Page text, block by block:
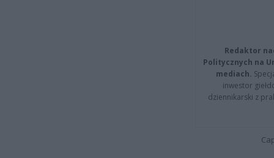
Redaktor
Politycznych na
mediach.
inwestor
dziennikarski z